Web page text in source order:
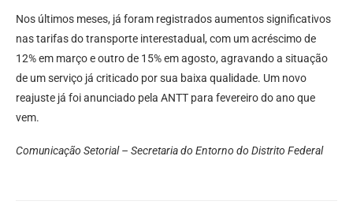
Nos últimos meses, já foram registrados aumentos significativos
nas tarifas do transporte interestadual, com um acréscimo de
12% em março e outro de 15% em agosto, agravando a situação
de um serviço já criticado por sua baixa qualidade. Um novo
reajuste já foi anunciado pela ANTT para fevereiro do ano que
vem.
Comunicação Setorial – Secretaria do Entorno do Distrito Federal